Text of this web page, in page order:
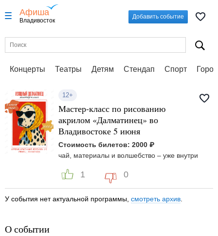
Афиша
Владивосток
Добавить событие
Концерты Театры Детям Стендап Спорт
12+
Мастер-класс по рисованию
акрилом «Далматинец» во
Владивостоке 5 июня
Стоимость билетов: 2000 ₽
чай, материалы и волшебство – уже внутри
1 0
У события нет актуальной программы, смотреть архив
О событии